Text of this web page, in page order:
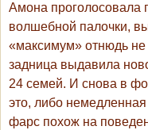
Амона проголосовала
волшебной палочки,
«максимум» отнюдь
задница выдавила
24 семей. И снова в
это, либо
фарс похож на